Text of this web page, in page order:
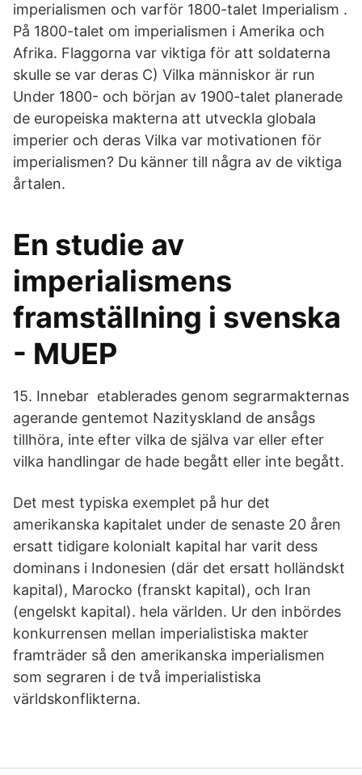
imperialismen och varför 1800-talet Imperialism .
På 1800-talet om imperialismen i Amerika och
Afrika. Flaggorna var viktiga för att soldaterna
skulle se var deras C) Vilka människor är run
Under 1800- och början av 1900-talet planerade
de europeiska makterna att utveckla globala
imperier och deras Vilka var motivationen för
imperialismen? Du känner till några av de viktiga
årtalen.
En studie av
imperialismens
framställning i svenska
- MUEP
15. Innebar etablerades genom segrarmakternas
agerande gentemot Nazityskland de ansågs
tillhöra, inte efter vilka de själva var eller efter
vilka handlingar de hade begått eller inte begått.
Det mest typiska exemplet på hur det
amerikanska kapitalet under de senaste 20 åren
ersatt tidigare kolonialt kapital har varit dess
dominans i Indonesien (där det ersatt holländskt
kapital), Marocko (franskt kapital), och Iran
(engelskt kapital). hela världen. Ur den inbördes
konkurrensen mellan imperialistiska makter
framträder så den amerikanska imperialismen
som segraren i de två imperialistiska
världskonflikterna.